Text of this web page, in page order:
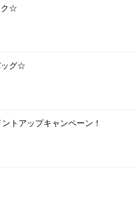
ク☆
ッグ☆
トアップキャンペーン！